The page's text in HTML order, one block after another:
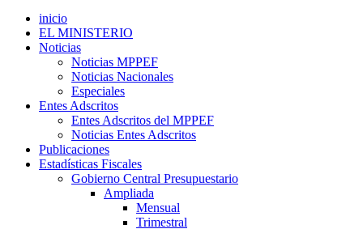
inicio
EL MINISTERIO
Noticias
Noticias MPPEF
Noticias Nacionales
Especiales
Entes Adscritos
Entes Adscritos del MPPEF
Noticias Entes Adscritos
Publicaciones
Estadísticas Fiscales
Gobierno Central Presupuestario
Ampliada
Mensual
Trimestral